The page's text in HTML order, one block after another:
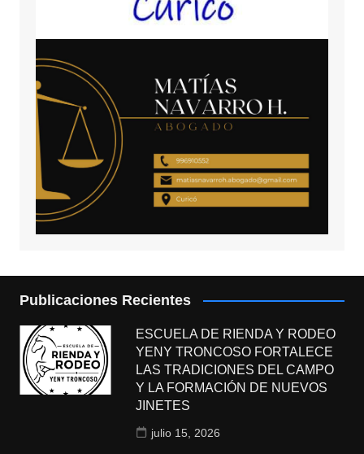
Publicaciones Recientes
ESCUELA DE RIENDA Y RODEO
YENY TRONCOSO FORTALECE
LAS TRADICIONES DEL CAMPO
Y LA FORMACIÓN DE NUEVOS
JINETES
julio 15, 2026